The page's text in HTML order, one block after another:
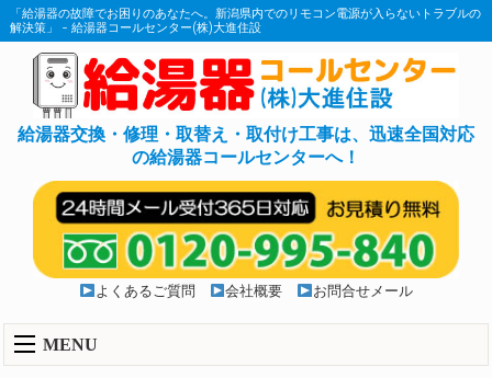
「給湯器の故障でお困りのあなたへ。新潟県内でのリモコン電源が入らないトラブルの
解決策」 - 給湯器コールセンター(株)大進住設
給湯器交換・修理・取替え・取付け工事は、迅速全国対応
の給湯器コールセンターへ！
よくあるご質問 会社概要 お問合せメール
MENU